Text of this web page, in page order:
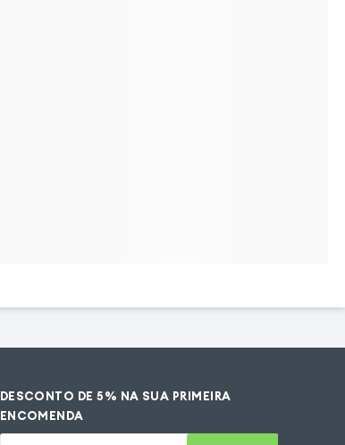
DESCONTO DE 5% NA SUA PRIMEIRA
ENCOMENDA